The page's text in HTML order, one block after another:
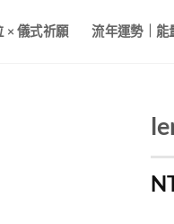
× 儀式祈願 流年運勢｜能